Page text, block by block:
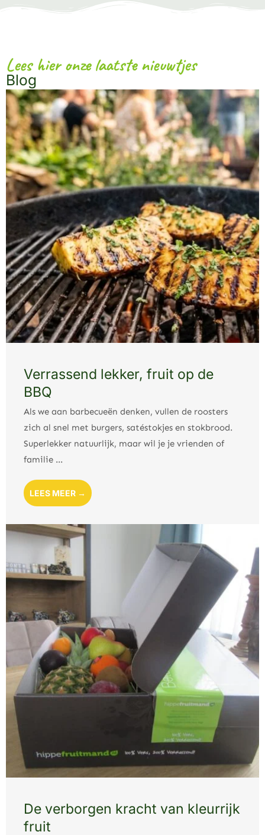
Lees hier onze laatste nieuwtjes
Blog
Verrassend lekker, fruit op de
BBQ
Als we aan barbecueën denken, vullen de roosters
zich al snel met burgers, satéstokjes en stokbrood.
Superlekker natuurlijk, maar wil je je vrienden of
familie ...
LEES MEER →
De verborgen kracht van kleurrijk
fruit